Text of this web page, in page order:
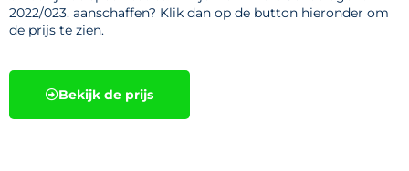
2022/023. aanschaffen? Klik dan op de button hieronder om
de prijs te zien.
Bekijk de prijs